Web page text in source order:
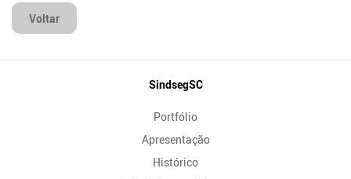
Voltar
SindsegSC
Portfólio
Apresentação
Histórico